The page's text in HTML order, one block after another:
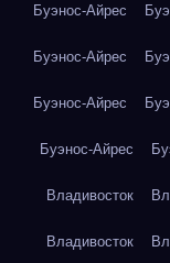
Буэнос-Айрес
Буэнос-Айрес
Буэнос-Айрес
Буэнос-Айрес
Владивосток
Владивосток